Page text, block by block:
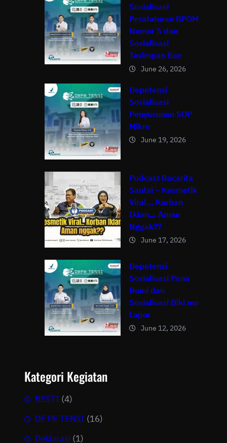
Sosialisasi
Perataturan BPOM
Nomor 5 dan
Sosialisasi
Tasimpan Bae
June 26, 2026
Depetensi
Sosialisasi
Penyusunan SOP
Mikro
June 19, 2026
Podcast Bacarita
Santai – Kosmetik
Viral… Korban
Iklan… Aman
Nggak??
June 17, 2026
Depetensi
Sosialisasi Pena
Bumi dan
Sosialisasi Diki mo
Lapor
June 12, 2026
Kategori Kegiatan
BESTI (4)
DE PE TENSI (16)
Deklarasi (1)